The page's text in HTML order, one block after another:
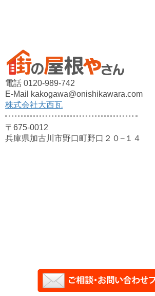
電話 0120-989-742
E-Mail kakogawa@onishikawara.com
株式会社大西瓦
〒675-0012
兵庫県加古川市野口町野口２０−１４